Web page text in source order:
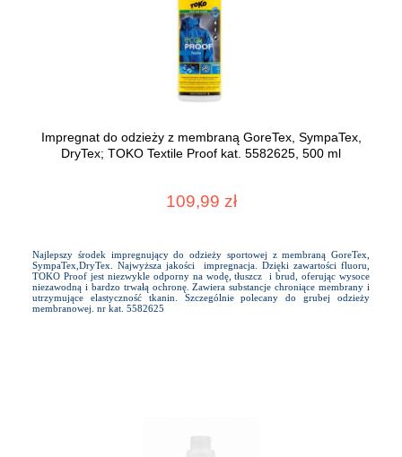
Impregnat do odzieży z membraną GoreTex, SympaTex,
DryTex; TOKO Textile Proof kat. 5582625, 500 ml
109,99 zł
Najlepszy środek impregnujący do odzieży sportowej z membraną GoreTex,
SympaTex,DryTex. Najwyższa jakości impregnacja. Dzięki zawartości fluoru,
TOKO Proof jest niezwykle odporny na wodę, tłuszcz i brud, oferując wysoce
niezawodną i bardzo trwałą ochronę. Zawiera substancje chroniące membrany i
utrzymujące elastyczność tkanin. Szczególnie polecany do grubej odzieży
membranowej. nr kat. 5582625